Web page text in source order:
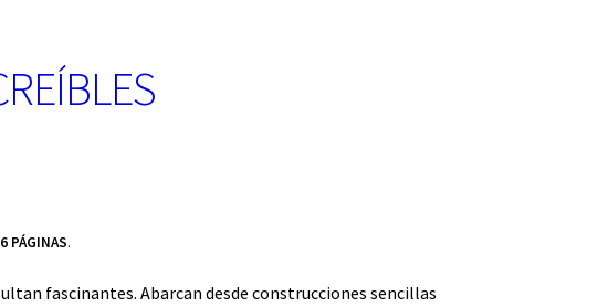
PÁGINAS.
fascinantes. Abarcan desde construcciones sencillas